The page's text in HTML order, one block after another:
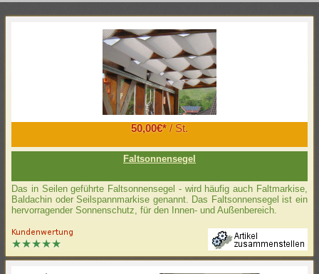
50,00€*/ St.
Faltsonnensegel
Das in Seilen geführte Faltsonnensegel - wird häufig auch Faltmarkise,
Baldachin oder Seilspannmarkise genannt. Das Faltsonnensegel ist ein
hervorragender Sonnenschutz, für den Innen- und Außenbereich.